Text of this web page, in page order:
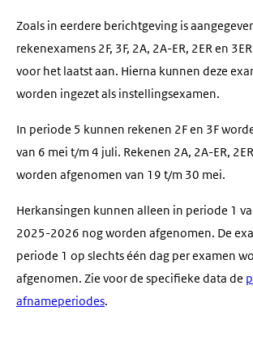
Zoals in eerdere berichtgeving is
rekenexamens 2F, 3F, 2A, 2A-ER, 2ER en
voor het laatst aan. Hierna kunnen deze
worden ingezet als instellingsexamen.
In periode 5 kunnen rekenen 2F en 3F
van 6 mei t/m 4 juli. Rekenen 2A, 2A-ER,
worden afgenomen van 19 t/m 30 mei.
Herkansingen kunnen alleen in periode 1
2025-2026 nog worden afgenomen. De
periode 1 op slechts één dag per examen
afgenomen. Zie voor de specifieke data de
afnameperiodes.